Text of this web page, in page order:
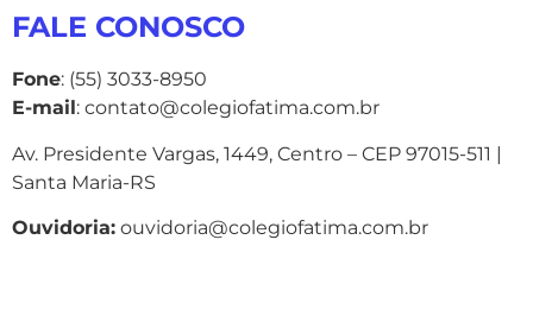
FALE CONOSCO
Fone: (55) 3033-8950
E-mail: contato@colegiofatima.com.br
Av. Presidente Vargas, 1449, Centro – CEP 97015-511 |
Santa Maria-RS
Ouvidoria: ouvidoria@colegiofatima.com.br